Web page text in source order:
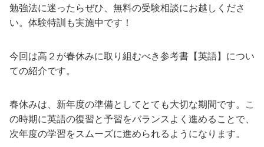
勉強法に迷ったらぜひ、無料の受験相談にお越しくださ
い。体験特訓も実施中です！
今回は高２が春休みに取り組むべき参考書【英語】につい
ての紹介です。
春休みは、新年度の準備としてとても大切な期間です。こ
の時期に英語の復習と予習をバランスよく進めることで、
次年度の学習をスムーズに進められるようになります。